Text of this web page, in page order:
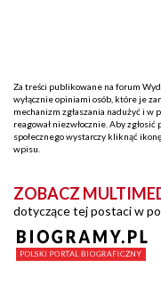
Za treści publikowane na forum
wyłącznie opiniami osób, które je
mechanizm zgłaszania nadużyć i w
reagował niezwłocznie. Aby
społecznego wystarczy kliknąć
wpisu.
ZOBACZ
dotyczące tej postaci w